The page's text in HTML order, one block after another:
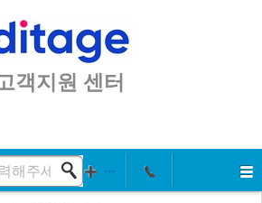
객지원 센터